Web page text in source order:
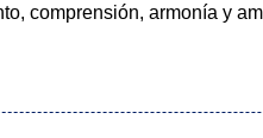
comprensión, armonía y